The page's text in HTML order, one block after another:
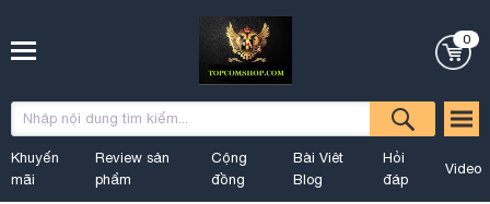
0
Khuyến
mãi
Review sản
phẩm
Cộng
đồng
Bài Viêt
Blog
Hỏi
đáp
Video